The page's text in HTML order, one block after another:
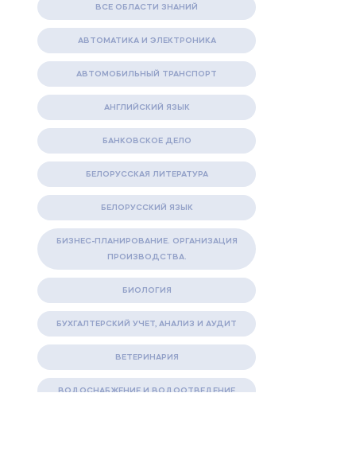
ВСЕ ОБЛАСТИ ЗНАНИЙ
АВТОМАТИКА И ЭЛЕКТРОНИКА
АВТОМОБИЛЬНЫЙ ТРАНСПОРТ
АНГЛИЙСКИЙ ЯЗЫК
БАНКОВСКОЕ ДЕЛО
БЕЛОРУССКАЯ ЛИТЕРАТУРА
БЕЛОРУССКИЙ ЯЗЫК
БИЗНЕС-ПЛАНИРОВАНИЕ. ОРГАНИЗАЦИЯ
ПРОИЗВОДСТВА.
БИОЛОГИЯ
БУХГАЛТЕРСКИЙ УЧЕТ, АНАЛИЗ И АУДИТ
ВЕТЕРИНАРИЯ
ВОДОСНАБЖЕНИЕ И ВОДООТВЕДЕНИЕ